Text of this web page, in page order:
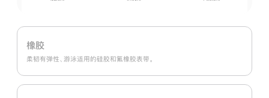
橡胶
柔韧有弹性、游泳适用的硅胶和氟橡胶表带。